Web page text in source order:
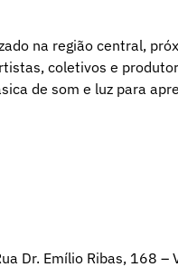
na região central,
coletivos e
de som e luz para
Dr. Emílio Ribas, 168 –